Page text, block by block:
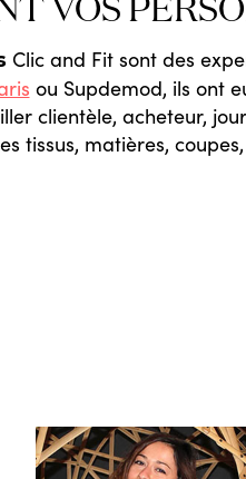
VOS
Clic and Fit sont des
ou Supdemod, ils ont
clientèle, acheteur,
tissus, matières,